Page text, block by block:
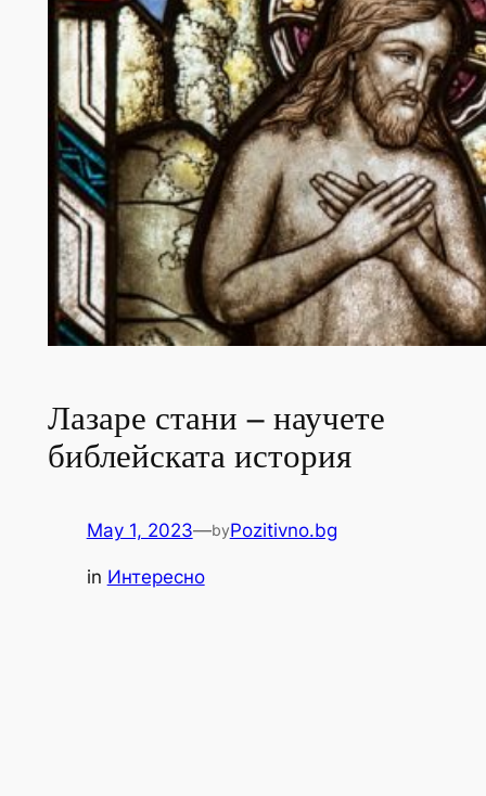
Лазаре стани – научете
библейската история
May 1, 2023—byPozitivno.bg
in Интересно